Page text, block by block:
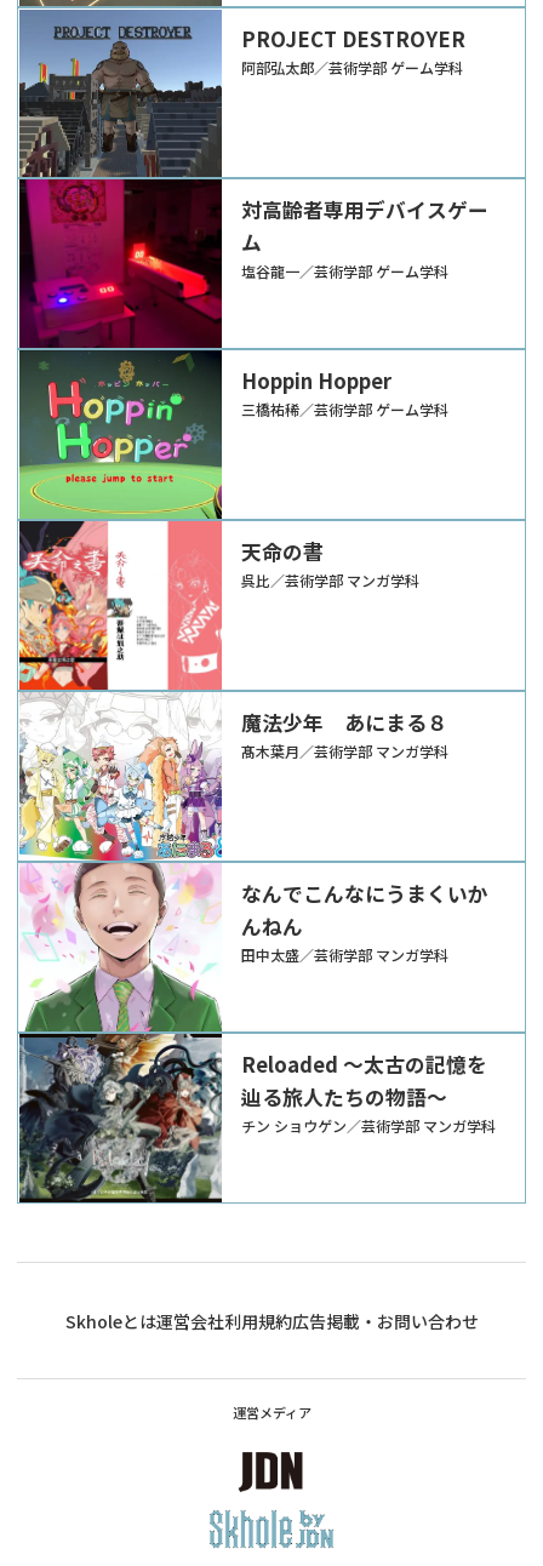
PROJECT DESTROYER
阿部弘太郎／芸術学部 ゲーム学科
対高齢者専用デバイスゲー
ム
塩谷龍一／芸術学部 ゲーム学科
Hoppin Hopper
三橋祐稀／芸術学部 ゲーム学科
天命の書
呉比／芸術学部 マンガ学科
魔法少年 あにまる８
髙木葉月／芸術学部 マンガ学科
なんでこんなにうまくいか
んねん
田中太盛／芸術学部 マンガ学科
Reloaded ～太古の記憶を
辿る旅人たちの物語～
チン ショウゲン／芸術学部 マンガ学科
Skholeとは運営会社利用規約広告掲載・お問い合わせ
運営メディア